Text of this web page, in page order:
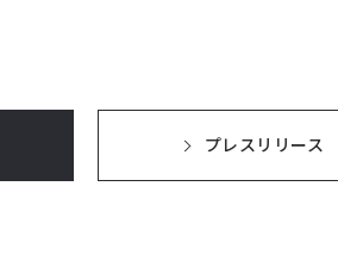
プレスリリース